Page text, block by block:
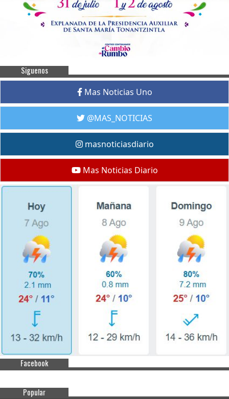
Siguenos
Mas Noticias Uno
@MAS_NOTICIAS
masnoticiasdiario
Mas Noticias Diario
Facebook
Popular